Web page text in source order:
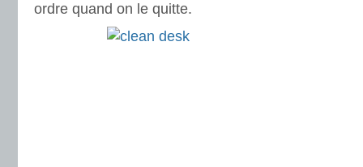
ordre quand on le quitte.